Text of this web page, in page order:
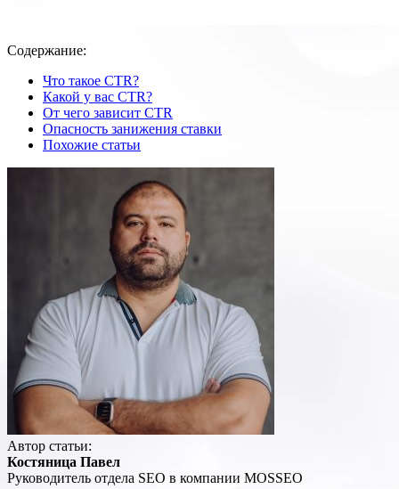
Содержание:
Что такое CTR?
Какой у вас CTR?
От чего зависит CTR
Опасность занижения ставки
Похожие статьи
Автор статьи:
Костяница Павел
Руководитель отдела SEO в компании MOSSEO